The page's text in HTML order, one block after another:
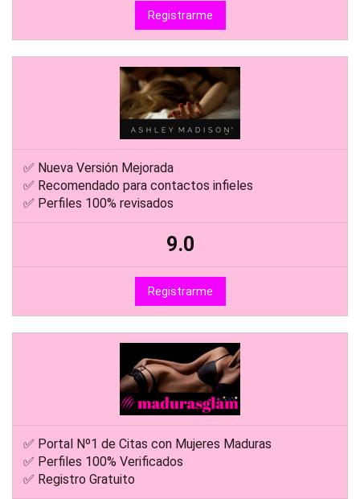
9.2
Registrarme
✅ Nueva Versión Mejorada
✅ Perfiles 100% revisados
9.0
Registrarme